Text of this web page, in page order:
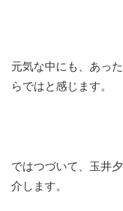
元気な中にも、あっ
らではと感じます。
ではつづいて、玉井
介します。